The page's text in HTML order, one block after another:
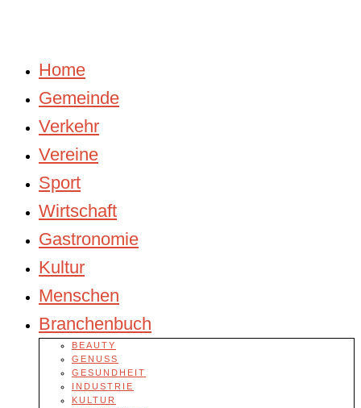
Home
Gemeinde
Verkehr
Vereine
Sport
Wirtschaft
Gastronomie
Kultur
Menschen
Branchenbuch
BEAUTY
GENUSS
GESUNDHEIT
INDUSTRIE
KULTUR